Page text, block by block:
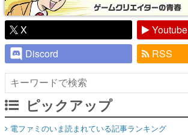
X
Youtube
Discord
RSS
ピックアップ
電ファミのいま読まれている記事ランキング